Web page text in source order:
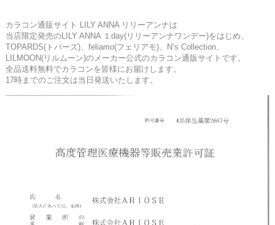
カラコン通販サイト LILY ANNA リリーアンナは
当店限定発売のLILY ANNA １day(リリーアンナワンデー)をはじめ、
TOPARDS(トパーズ)、feliamo(フェリアモ)、N’s Collection、
LILMOON(リルムーン)のメーカー公式のカラコン通販サイトです。
全品送料無料でカラコンを皆様にお届けします。
17時までのご注文は当日発送いたします。